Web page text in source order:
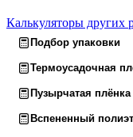
Калькуляторы других
Подбор упаковки
Термоусадочная
Пузырчатая плёнка
Вспененный